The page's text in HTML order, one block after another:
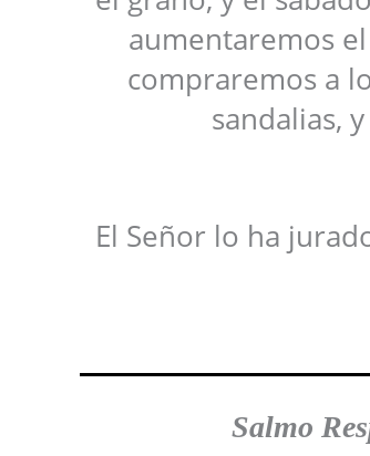
aumentaremos
compraremos a
sandalias,
El Señor lo ha
Salmo